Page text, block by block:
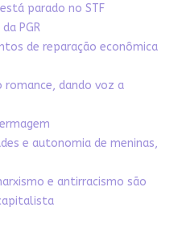
parado no STF
PGR
de reparação econômica
romance, dando voz a
e autonomia de meninas,
e antirracismo são